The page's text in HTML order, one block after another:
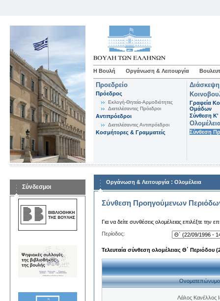
Η Βουλή Οργάνωση & Λειτουργία
Προεδρείο
Πρόεδρος
Εκλογή-Θητεία-Αρμοδιότητες
Διατελέσαντες Πρόεδροι
Αντιπρόεδροι
Διατελέσαντες Αντιπρόεδροι
Κοσμήτορες & Γραμματείς
Γραφεία
Ομάδων
Σύνθεση K'
Σύνθεση
Σύνδεσμοι
Οργάνωση & Λειτουργία : Ολομέλεια
Σύνθεση Προηγούμενων
Για να δείτε συνθέσεις ολομέλειας επιλέξτε την
Περίοδος:
Τελευταία σύνθεση ολομέλειας Θ΄ Περιόδου
Ονοματεπώνυμο
Λάλος Κανέλλος